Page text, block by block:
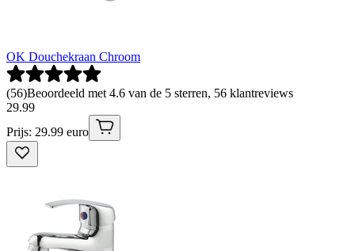
OK Douchekraan Chroom
(56)Beoordeeld met 4.6 van de 5 sterren, 56 klantreviews
29.99
Prijs: 29.99 euro